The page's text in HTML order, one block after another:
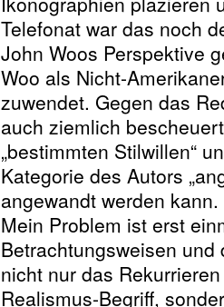
Telefonat war das noch
John Woos Perspektive
Woo als Nicht-
zuwendet. Gegen das
auch ziemlich
„bestimmten Stilwillen“
Kategorie des Autors
angewandt werden kann.
Mein Problem ist erst
Betrachtungsweisen
nicht nur das
Realismus-Begriff,